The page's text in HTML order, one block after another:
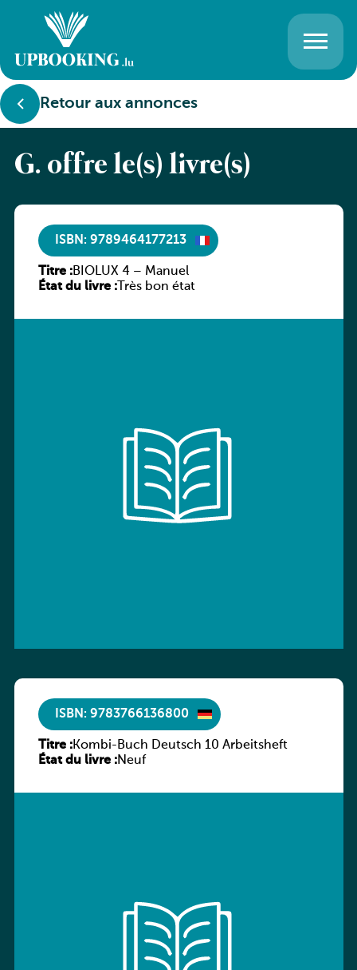
Retour aux annonces
G. offre le(s) livre(s)
ISBN: 9789464177213
Titre :BIOLUX 4 – Manuel
État du livre :Très bon état
ISBN: 9783766136800
Titre :Kombi-Buch Deutsch 10 Arbeitsheft
État du livre :Neuf